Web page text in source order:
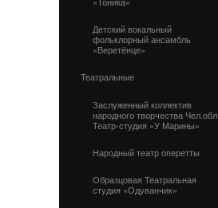
Детский вокальный
фольклорный ансамбль
«Веретёнце»
Театральные
Заслуженный коллектив
народного творчества Чел.обл.
Театр-студия «У Марины»
Народный театр оперетты
Образцовая Театральная
студия «Одуванчик»